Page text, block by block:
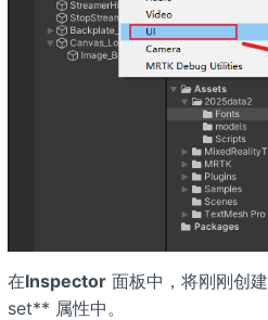
在Inspector面板中，将刚刚创
set** 属性中。